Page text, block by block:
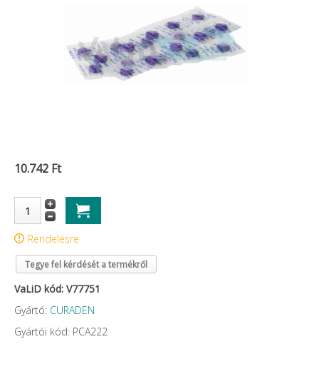
10.742 Ft
Rendelésre
Tegye fel kérdését a termékről
VaLiD kód: V77751
Gyártó: CURADEN
Gyártói kód: PCA222